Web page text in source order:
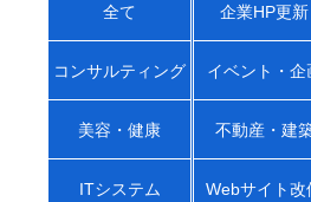
全て 企業HP更新
コンサルティング イベント・企
美容・健康 不動産・建
ITシステム Webサイト改